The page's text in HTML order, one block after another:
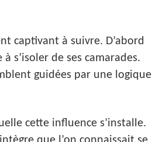
captivant à suivre. D’abord
s’isoler de ses camarades.
guidées par une logique
cette influence s’installe.